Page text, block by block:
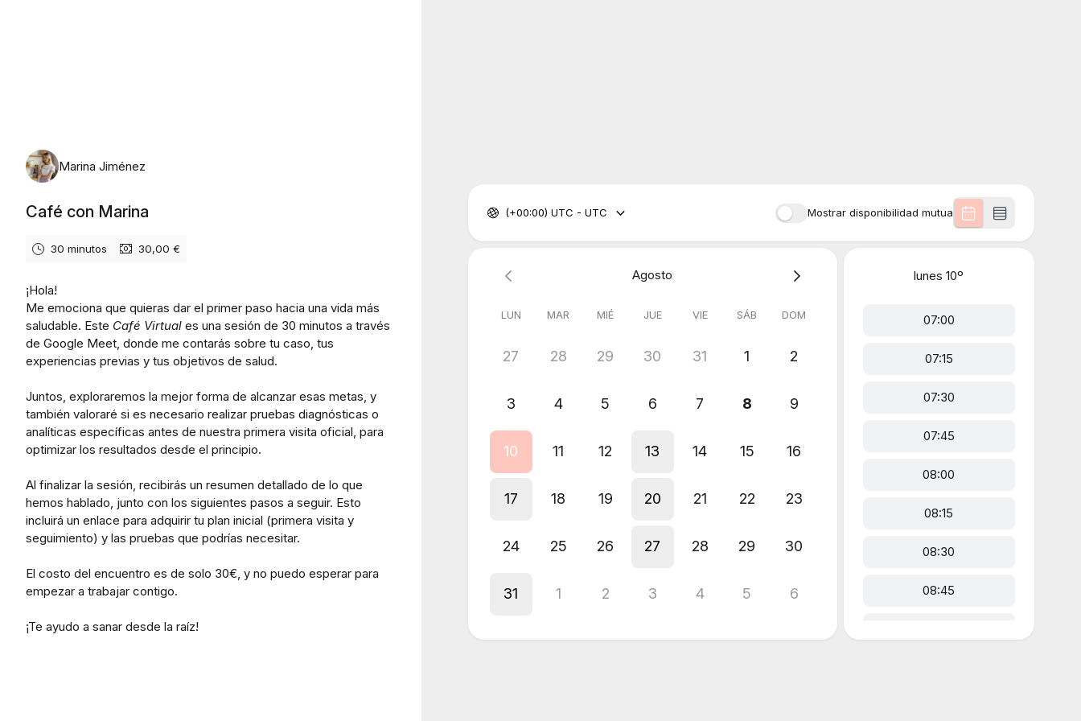
Marina Jiménez
Café con Marina
30 minutos 30,00 €
¡Hola!
Me emociona que quieras dar el primer paso hacia una vida más
saludable. Este Café Virtual es una sesión de 30 minutos a través
de Google Meet, donde me contarás sobre tu caso, tus
experiencias previas y tus objetivos de salud.
Juntos, exploraremos la mejor forma de alcanzar esas metas, y
también valoraré si es necesario realizar pruebas diagnósticas o
analíticas específicas antes de nuestra primera visita oficial, para
optimizar los resultados desde el principio.
Al finalizar la sesión, recibirás un resumen detallado de lo que
hemos hablado, junto con los siguientes pasos a seguir. Esto
incluirá un enlace para adquirir tu plan inicial (primera visita y
seguimiento) y las pruebas que podrías necesitar.
El costo del encuentro es de solo 30€, y no puedo esperar para
empezar a trabajar contigo.
¡Te ayudo a sanar desde la raíz!
Mostrar disponibilidad mutua
(+00:00) UTC - UTC
Agosto
LUN MAR MIÉ JUE VIE SÁB DOM
27 28 29 30 31 1 2
3 4 5 6 7 8 9
10 11 12 13 14 15 16
17 18 19 20 21 22 23
24 25 26 27 28 29 30
31 1 2 3 4 5 6
lunes 10º
07:00
07:15
07:30
07:45
08:00
08:15
08:30
08:45